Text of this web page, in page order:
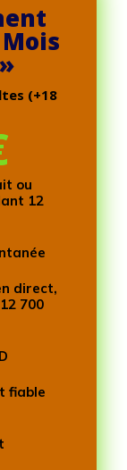
Mois
(+18
ou
12
direct,
700
fiable